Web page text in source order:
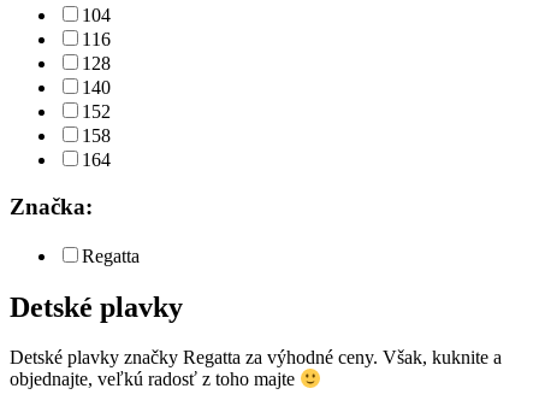
104
116
128
140
152
158
164
Značka:
Regatta
Detské plavky
Detské plavky značky Regatta za výhodné ceny. Však, kuknite a
objednajte, veľkú radosť z toho majte